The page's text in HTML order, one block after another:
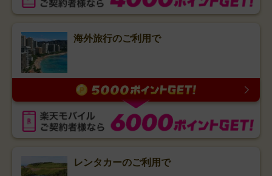
海外旅行のご利用で
レンタカーのご利用で